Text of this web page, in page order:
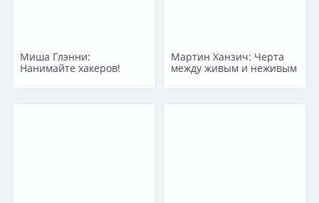
Миша Глэнни:
Нанимайте хакеров!
Мартин Ханзич: Черта
между живым и неживым